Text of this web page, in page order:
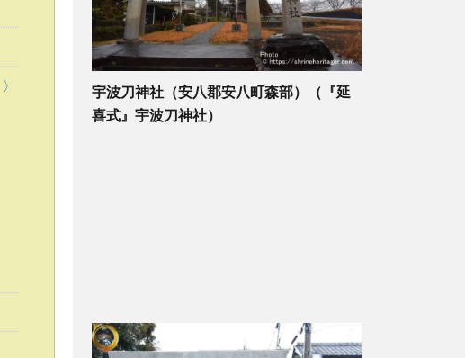
宇波刀神社（安八郡安八町森部）（『延
喜式』宇波刀神社）